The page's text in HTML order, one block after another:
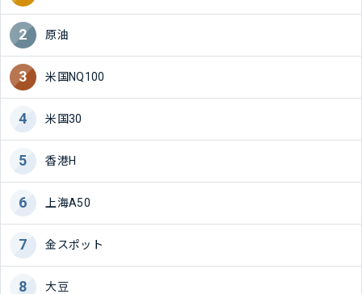
原油
米国NQ100
米国30
香港H
上海A50
金スポット
大豆